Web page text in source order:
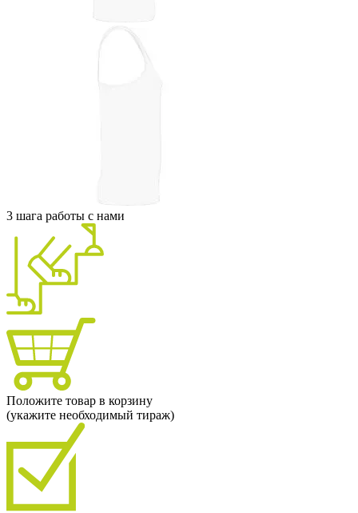
3 шага работы с нами
Положите товар в корзину
(укажите необходимый тираж)